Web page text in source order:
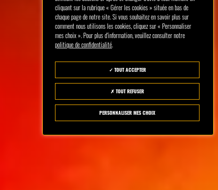
cliquant sur la rubrique « Gérer les cookies » située en bas de
chaque page de notre site. Si vous souhaitez en savoir plus sur
comment nous utilisons les cookies, cliquez sur « Personnaliser
mes choix ». Pour plus d’information, veuillez consulter notre
politique de confidentialité.
TOUT ACCEPTER
TOUT REFUSER
PERSONNALISER MES CHOIX